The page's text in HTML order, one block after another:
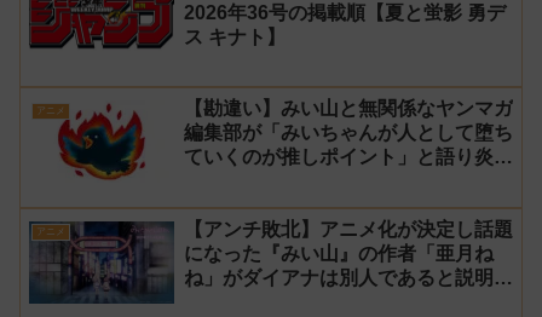
2026年36号の掲載順【夏と蛍影 勇デ
ス キナト】
アニメ
【勘違い】みい山と無関係なヤンマガ
編集部が「みいちゃんが人として堕ち
ていくのが推しポイント」と語り炎上
ス】
アニメ
【アンチ敗北】アニメ化が決定し話題
になった『みい山』の作者「亜月ね
ね」がダイアナは別人であると説明し